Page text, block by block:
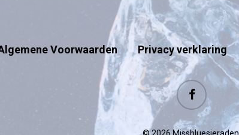
Voorwaarden Privacy verklaring
facebook